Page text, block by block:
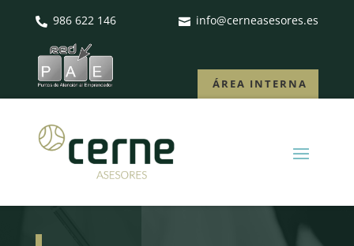
 986 622 146  info@cerneasesores.es
ÁREA INTERNA